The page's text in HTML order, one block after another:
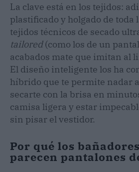
La clave está en los tejidos:
plastificado y holgado de toda
tejidos técnicos de secado
tailored(como los de un
acabados mate que imitan al
El diseño inteligente los ha
híbrido que te permite nadar
secarte con la brisa en
camisa ligera y estar
sin pisar el vestidor.
Por qué los
parecen pantalones